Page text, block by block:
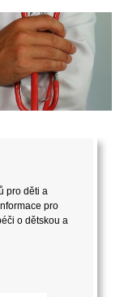
pro děti a
pro
o dětskou a